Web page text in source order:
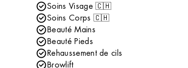
Soins Visage 🇨🇭
Soins Corps 🇨🇭
Beauté Mains
Beauté Pieds
Rehaussement de cils
Browlift